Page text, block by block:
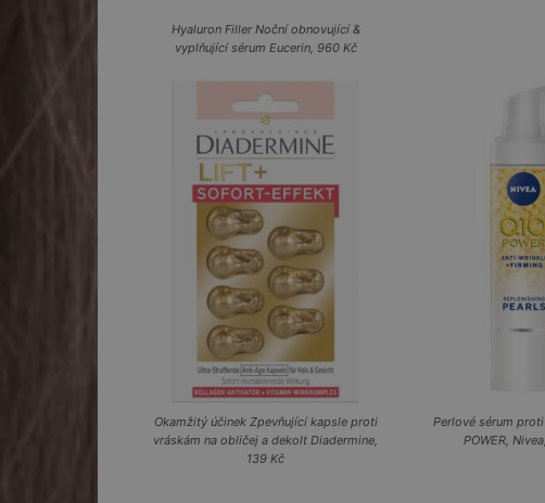
Hyaluron Filler Noční obnovující &
vyplňující sérum Eucerin, 960 Kč
Okamžitý účinek Zpevňující kapsle proti
vráskám na obličej a dekolt Diadermine,
139 Kč
Perlové sérum
POWER,